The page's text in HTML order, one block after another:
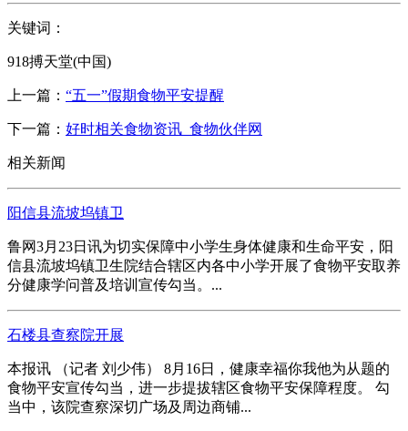
关键词：
918搏天堂(中国)
上一篇： “五一”假期食物平安提醒
下一篇： 好时相关食物资讯_食物伙伴网
相关新闻
阳信县流坡坞镇卫
鲁网3月23日讯为切实保障中小学生身体健康和生命平安，阳
信县流坡坞镇卫生院结合辖区内各中小学开展了食物平安取养
分健康学问普及培训宣传勾当。...
石楼县查察院开展
本报讯 （记者 刘少伟） 8月16日，健康幸福你我他为从题的
食物平安宣传勾当，进一步提拔辖区食物平安保障程度。 勾
当中，该院查察深切广场及周边商铺...